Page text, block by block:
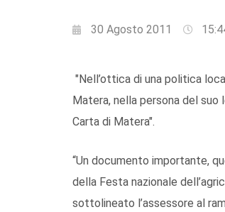
30 Agosto 2011
"Nell’ottica di una politica
Matera, nella persona del
Carta di Matera".
“Un documento importante,
della Festa nazionale
sottolineato l’assessore al